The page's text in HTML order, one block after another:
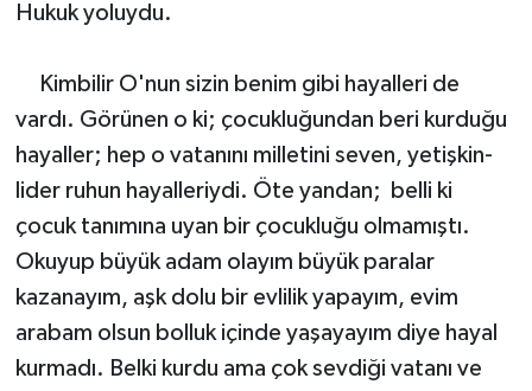
Hukuk yoluydu.
Kimbilir O'nun sizin benim gibi hayalleri de
vardı. Görünen o ki; çocukluğundan beri kurduğu
hayaller; hep o vatanını milletini seven, yetişkin-
lider ruhun hayalleriydi. Öte yandan; belli ki
çocuk tanımına uyan bir çocukluğu olmamıştı.
Okuyup büyük adam olayım büyük paralar
kazanayım, aşk dolu bir evlilik yapayım, evim
arabam olsun bolluk içinde yaşayayım diye hayal
kurmadı. Belki kurdu ama çok sevdiği vatanı ve